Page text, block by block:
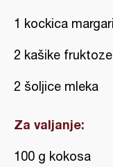
1 kockica
2 kašike fruktoze
2 šoljice mleka
Za valjanje:
100 g kokosa